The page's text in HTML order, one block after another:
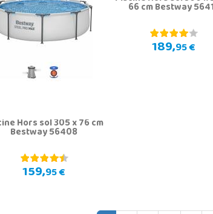
Hors sol 305 x 76 cm
Bestway 56408
159,95 €
66 cm Bestway
189,95 €